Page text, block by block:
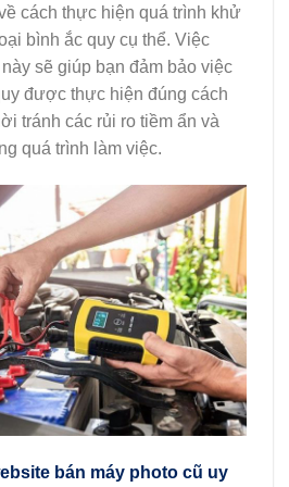
cách thực hiện quá trình khử
bình ắc quy cụ thể. Việc
sẽ giúp bạn đảm bảo việc
được thực hiện đúng cách
tránh các rủi ro tiềm ẩn và
quá trình làm việc.
bán máy photo cũ uy